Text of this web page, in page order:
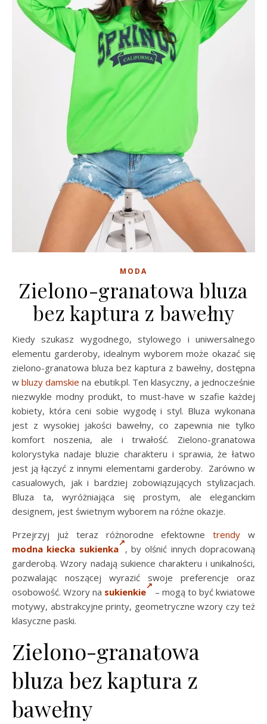
MODA
Zielono-granatowa bluza
bez kaptura z bawełny
Kiedy szukasz wygodnego, stylowego i uniwersalnego
elementu garderoby, idealnym wyborem może okazać się
zielono-granatowa bluza bez kaptura z bawełny, dostępna
wbluzy damskie na ebutik.pl. Ten klasyczny, a jednocześnie
niezwykle modny produkt, to must-have w szafie każdej
kobiety, która ceni sobie wygodę i styl. Bluza wykonana
jest z wysokiej jakości bawełny, co zapewnia nie tylko
komfort noszenia, ale i trwałość. Zielono-granatowa
kolorystyka nadaje bluzie charakteru i sprawia, że łatwo
jest ją łączyć z innymi elementami garderoby. Zarówno w
casualowych, jak i bardziej zobowiązujących stylizacjach.
Bluza ta, wyróżniająca się prostym, ale eleganckim
designem, jest świetnym wyborem na różne okazje.
Przejrzyj już teraz różnorodne efektownetrendy w
modna kiecka sukienka
, by olśnić innych dopracowaną
garderobą. Wzory nadają sukience charakteru i unikalności,
pozwalając noszącej wyrazić swoje preferencje oraz
osobowość. Wzory na sukienkie
– mogą to być kwiatowe
motywy, abstrakcyjne printy, geometryczne wzory czy też
klasyczne paski.
Zielono-granatowa
bluza bez kaptura z
bawełny